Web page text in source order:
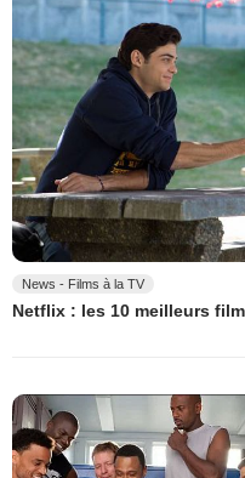
News - Films à la TV
Netflix : les 10 meilleurs